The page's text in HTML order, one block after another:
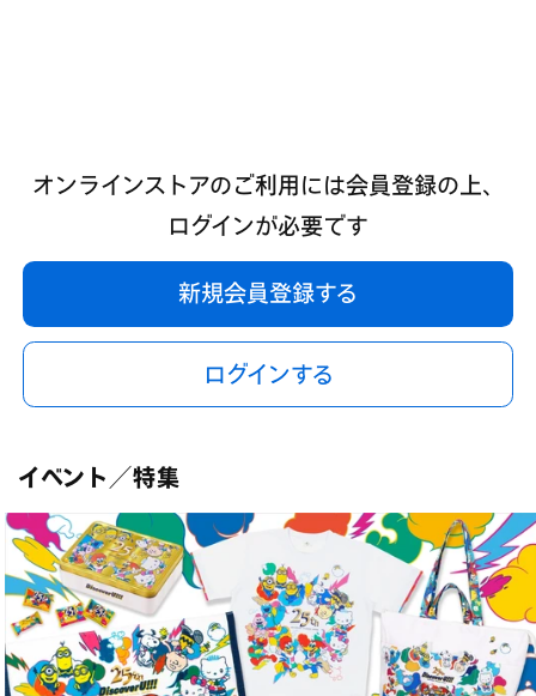
オンラインストアのご利用には会員登録の上、
ログインが必要です
新規会員登録する
ログインする
イベント／特集